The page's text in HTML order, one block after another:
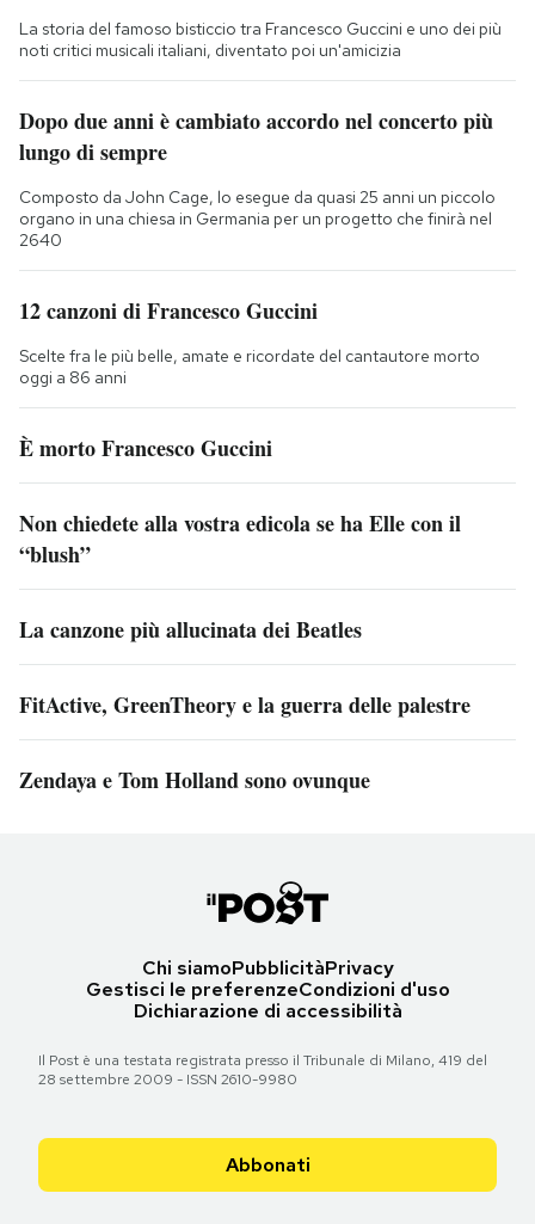
La storia del famoso bisticcio tra Francesco Guccini e uno dei più
noti critici musicali italiani, diventato poi un'amicizia
Dopo due anni è cambiato accordo nel concerto più
lungo di sempre
Composto da John Cage, lo esegue da quasi 25 anni un piccolo
organo in una chiesa in Germania per un progetto che finirà nel
2640
12 canzoni di Francesco Guccini
Scelte fra le più belle, amate e ricordate del cantautore morto
oggi a 86 anni
È morto Francesco Guccini
Non chiedete alla vostra edicola se ha Elle con il
“blush”
La canzone più allucinata dei Beatles
FitActive, GreenTheory e la guerra delle palestre
Zendaya e Tom Holland sono ovunque
Chi siamoPubblicitàPrivacy
Gestisci le preferenzeCondizioni d'uso
Dichiarazione di accessibilità
Il Post è una testata registrata presso il Tribunale di Milano, 419 del
28 settembre 2009 - ISSN 2610-9980
Abbonati